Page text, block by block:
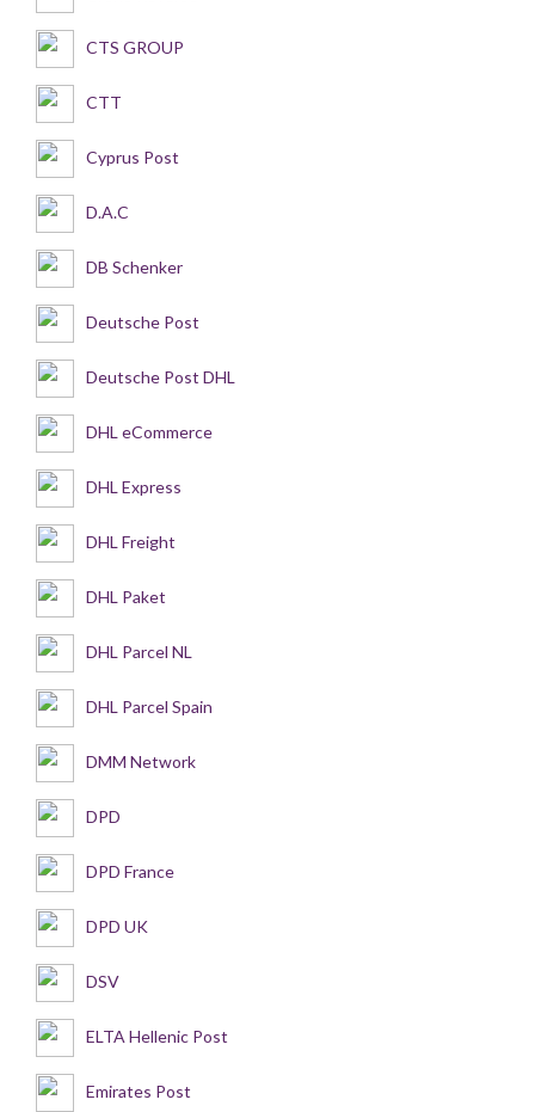
CTS GROUP
CTT
Cyprus Post
D.A.C
DB Schenker
Deutsche Post
Deutsche Post DHL
DHL eCommerce
DHL Express
DHL Freight
DHL Paket
DHL Parcel NL
DHL Parcel Spain
DMM Network
DPD
DPD France
DPD UK
DSV
ELTA Hellenic Post
Emirates Post